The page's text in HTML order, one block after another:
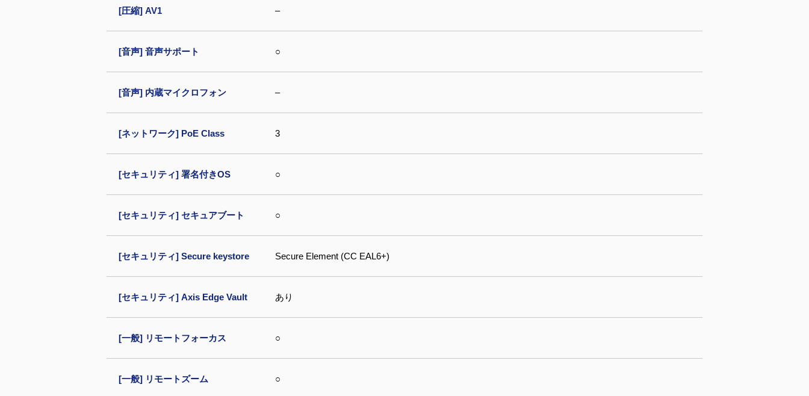
[圧縮] AV1 –
[音声] 音声サポート ○
[音声] 内蔵マイクロフォン –
[ネットワーク] PoE Class 3
[セキュリティ] 署名付きOS ○
[セキュリティ] セキュアブート ○
[セキュリティ] Secure keystore Secure Element (CC EAL6+)
[セキュリティ] Axis Edge Vault あり
[一般] リモートフォーカス ○
[一般] リモートズーム ○